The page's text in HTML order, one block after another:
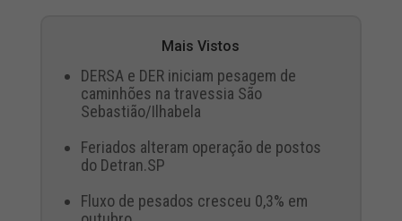
Mais Vistos
DERSA e DER iniciam pesagem de
caminhões na travessia São
Sebastião/Ilhabela
Feriados alteram operação de postos
do Detran.SP
Fluxo de pesados cresceu 0,3% em